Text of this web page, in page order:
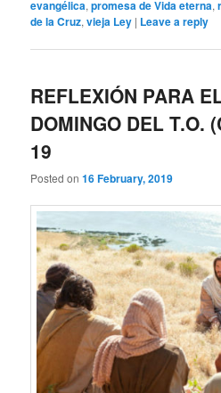
evangélica,promesa de Vida eterna,
de la Cruz,vieja Ley | Leave a reply
REFLEXIÓN PARA
DOMINGO DEL T.O.
19
Posted on16 February, 2019